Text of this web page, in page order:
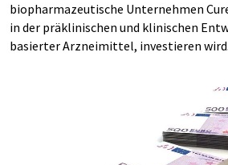
biopharmazeutische Unternehmen
in der präklinischen und klinischen
basierter Arzneimittel, investieren wird.